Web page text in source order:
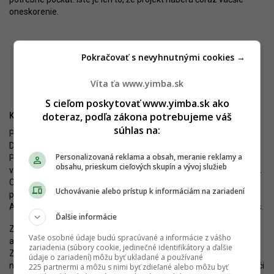
oneskorenie.
Kontroverzie vyvoláva aj projekt neďaleko Miletičky
Podobne je na tom aj neďaleký projektZelenka
Development. Na mieste parkoviska medzi Záhradníckou a
Palkovičovou ulicou sa má vybudovať polyfunkčný objekt, pričom
vyšší blok A má mať jedenásť podlaží a nižší blok B sedem podlaží.
Celkovo je v projekte navrhnutých 109 bytov. Tri podzemné
podlažia sú určené pre hromadnú garáž a technické zázemie.
Architektonické riešenie pochádza od kancelárie Kyska Architects.
Získať právoplatné rozhodnutie z EIA trvalo v tomto prípade viac
ako dva roky aj kvôli odvolaniam voči rozhodnutiu. V prípade
Zelenky sa pripomienky týkali rozporu s Územným plánom,
nesúhlasu s ďalším zahustením lokality, objavili sa aj námietky voči
Víta ťa www.yimba.sk
S cieľom poskytovať www.yimba.sk ako
doteraz, podľa zákona potrebujeme váš
súhlas na:
Personalizovaná reklama a obsah, meranie reklamy a
obsahu, prieskum cieľových skupín a vývoj služieb
Uchovávanie alebo prístup k informáciám na zariadení
Ďalšie informácie
Vaše osobné údaje budú spracúvané a informácie z vášho
zariadenia (súbory cookie, jedinečné identifikátory a ďalšie
údaje o zariadení) môžu byť ukladané a používané
225 partnermi a môžu s nimi byť zdieľané alebo môžu byť
Pokračovať s nevyhnutnými cookies →